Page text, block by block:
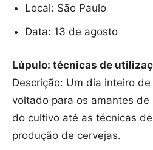
Local: São Paulo
Data: 13 de agosto
Lúpulo: técnicas de
Descrição: Um dia inteiro
voltado para os amantes de
do cultivo até as técnicas
produção de cervejas.